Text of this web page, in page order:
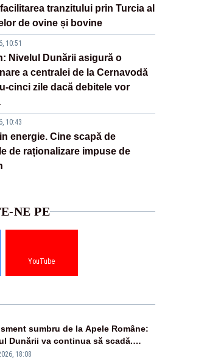
tranzitului prin Turcia al
de ovine și bovine
10:51
Nivelul Dunării asigură o
a centralei de la Cernavodă
cinci zile dacă debitele vor
10:43
energie. Cine scapă de
de raționalizare impuse de
NE PE
YouTube
sumbru de la Apele Române:
Dunării va continua să scadă.
s-ar putea închide în 4 zile
18:08